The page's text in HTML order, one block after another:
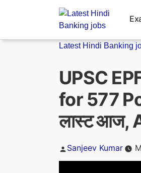
Latest Hindi Banking
UPSC
for 577
लास्ट आज,
Posted
Sanjeev Kumar